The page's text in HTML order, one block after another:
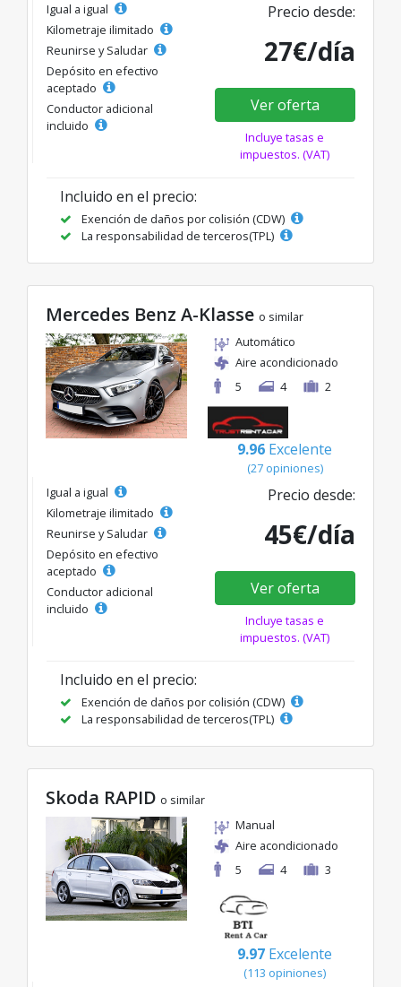
Igual a igual
Kilometraje ilimitado
Reunirse y Saludar
Depósito en efectivo
aceptado
Conductor adicional
incluido
Precio desde:
27€/día
Ver oferta
Incluye tasas e
impuestos. (VAT)
Incluido en el precio:
Exención de daños por colisión (CDW)
La responsabilidad de terceros(TPL)
Mercedes Benz A-Klasse o similar
Automático
Aire acondicionado
5
4 2
9.96 Excelente
(27 opiniones)
Igual a igual
Kilometraje ilimitado
Reunirse y Saludar
Depósito en efectivo
aceptado
Conductor adicional
incluido
Precio desde:
45€/día
Ver oferta
Incluye tasas e
impuestos. (VAT)
Incluido en el precio:
Exención de daños por colisión (CDW)
La responsabilidad de terceros(TPL)
Skoda RAPID o similar
Manual
Aire acondicionado
5
4 3
9.97 Excelente
(113 opiniones)